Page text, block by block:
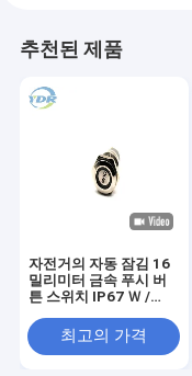
추천된 제품
자전거의 자동 잠김 16
밀리미터 금속 푸시 버
튼 스위치 IP67 Ｗ /
최고의 가격